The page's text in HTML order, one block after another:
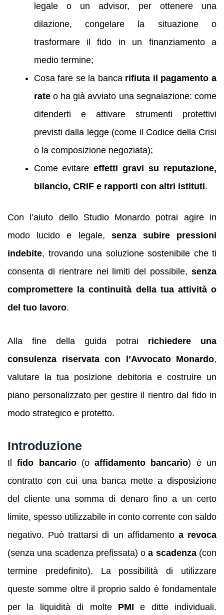
legale o un advisor, per ottenere una
dilazione, congelare la situazione o
trasformare il fido in un finanziamento a
medio termine;
Cosa fare se la banca rifiuta il pagamento a
rateo ha già avviato una segnalazione: come
difenderti e attivare strumenti protettivi
previsti dalla legge (come il Codice della Crisi
o la composizione negoziata);
Come evitareeffetti gravi su reputazione,
bilancio, CRIF e rapporti con altri istituti.
Con l’aiuto dello Studio Monardo potrai agire in
modo lucido e legale, senza subire pressioni
indebite, trovando una soluzione sostenibile che ti
consenta di rientrare nei limiti del possibile, senza
compromettere la continuità della tua attività o
del tuo lavoro.
Alla fine della guida potrai richiedere una
consulenza riservata con l’Avvocato Monardo,
valutare la tua posizione debitoria e costruire un
piano personalizzato per gestire il rientro dal fido in
modo strategico e protetto.
Introduzione
Ilfido bancario(oaffidamento bancario) è un
contratto con cui una banca mette a disposizione
del cliente una somma di denaro fino a un certo
limite, spesso utilizzabile in conto corrente con saldo
negativo. Può trattarsi di un affidamento a revoca
(senza una scadenza prefissata) oa scadenza(con
termine predefinito). La possibilità di utilizzare
queste somme oltre il proprio saldo è fondamentale
per la liquidità di molte PMI e ditte individuali.